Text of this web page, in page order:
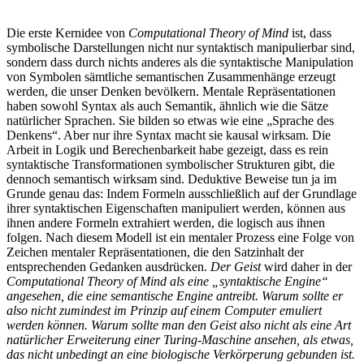
Die erste Kernidee von Computational Theory of Mind ist, dass
symbolische Darstellungen nicht nur syntaktisch manipulierbar sind,
sondern dass durch nichts anderes als die syntaktische Manipulation
von Symbolen sämtliche semantischen Zusammenhänge erzeugt
werden, die unser Denken bevölkern. Mentale Repräsentationen
haben sowohl Syntax als auch Semantik, ähnlich wie die Sätze
natürlicher Sprachen. Sie bilden so etwas wie eine „Sprache des
Denkens“. Aber nur ihre Syntax macht sie kausal wirksam. Die
Arbeit in Logik und Berechenbarkeit habe gezeigt, dass es rein
syntaktische Transformationen symbolischer Strukturen gibt, die
dennoch semantisch wirksam sind. Deduktive Beweise tun ja im
Grunde genau das: Indem Formeln ausschließlich auf der Grundlage
ihrer syntaktischen Eigenschaften manipuliert werden, können aus
ihnen andere Formeln extrahiert werden, die logisch aus ihnen
folgen. Nach diesem Modell ist ein mentaler Prozess eine Folge von
Zeichen mentaler Repräsentationen, die den Satzinhalt der
entsprechenden Gedanken ausdrücken. Der Geistwird daher in der
Computational Theory of Mind als eine „syntaktische Engine“
angesehen, die eine semantische Engine antreibt. Warum sollte er
also nicht zumindest im Prinzip auf einem Computer emuliert
werden können. Warum sollte man den Geist also nicht als eine Art
natürlicher Erweiterung einer Turing-Maschine ansehen, als etwas,
das nicht unbedingt an eine biologische Verkörperung gebunden ist.